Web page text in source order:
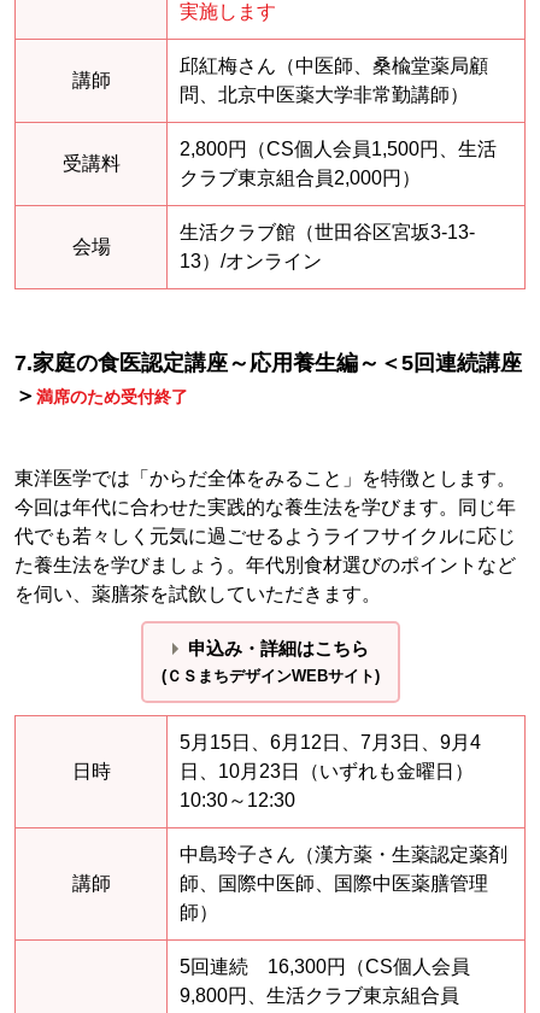
実施します
講師
邱紅梅さん（中医師、桑楡堂薬局顧
問、北京中医薬大学非常勤講師）
受講料
2,800円（CS個人会員1,500円、生活
クラブ東京組合員2,000円）
会場
生活クラブ館（世田谷区宮坂3-13-
13）/オンライン
7.家庭の食医認定講座～応用養生編～＜5回連続講座
＞ 満席のため受付終了
東洋医学では「からだ全体をみること」を特徴とします。
今回は年代に合わせた実践的な養生法を学びます。同じ年
代でも若々しく元気に過ごせるようライフサイクルに応じ
た養生法を学びましょう。年代別食材選びのポイントなど
を伺い、薬膳茶を試飲していただきます。
申込み・詳細はこちら
(ＣＳまちデザインWEBサイト)
日時
5月15日、6月12日、7月3日、9月4
日、10月23日（いずれも金曜日）
10:30～12:30
講師
中島玲子さん（漢方薬・生薬認定薬剤
師、国際中医師、国際中医薬膳管理
師）
5回連続 16,300円（CS個人会員
9,800円、生活クラブ東京組合員